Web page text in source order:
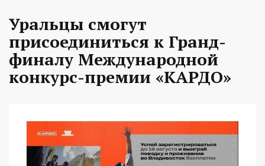
Уральцы смогут
присоединиться к Гранд-
финалу Международной
конкурс-премии «КАРДО»